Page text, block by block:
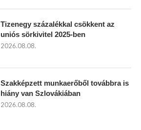
Tizenegy százalékkal csökkent az
uniós sörkivitel 2025-ben
2026.08.08.
Szakképzett munkaerőből továbbra is
hiány van Szlovákiában
2026.08.08.